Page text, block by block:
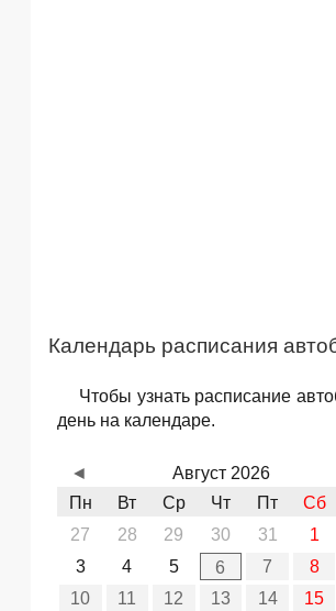
Календарь расписания
Чтобы узнать расписание
день на календаре.
Август 2026
Пн
Вт Ср Чт Пт Сб
27
28 29 30 31 1
3
4 5 6 7 8
10
11 12 13 14 15
◄